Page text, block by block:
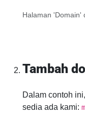
Halaman 'Domain'
Tambah
Dalam contoh
sedia ada kami: